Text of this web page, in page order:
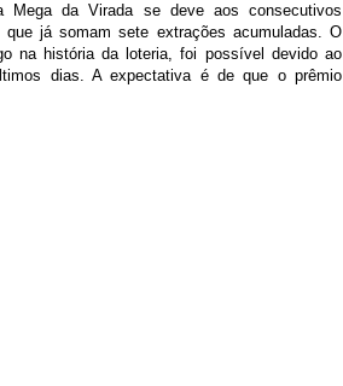
Mega da Virada se deve aos consecutivos
já somam sete extrações acumuladas. O
na história da loteria, foi possível devido ao
dias. A expectativa é de que o prêmio